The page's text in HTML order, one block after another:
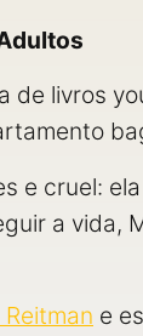
de livros
e cruel:
a
e